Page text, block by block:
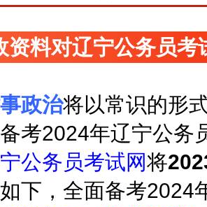
资料对辽宁公务员考
政治将以常识的形
考2024年辽宁公务
公务员考试网将
下， 全面备考2024